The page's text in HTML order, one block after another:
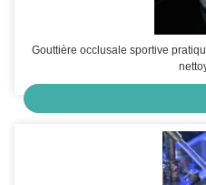
Gouttière occlusale sportive